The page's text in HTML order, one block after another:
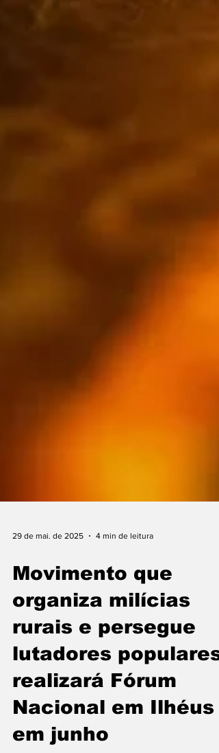
Movimento que
organiza milícias
rurais e persegue
lutadores populares
realizará Fórum
Nacional em Ilhéus